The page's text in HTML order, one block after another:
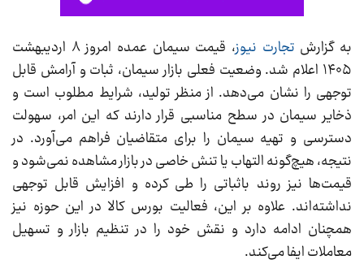
به گزارش تجارت نیوز
، قیمت سیمان عمده امروز ۸ اردیبهشت
۱۴۰۵ اعلام شد. وضعیت فعلی بازار سیمان، ثبات و آرامش قابل
توجهی را نشان می‌دهد. از منظر تولید، شرایط مطلوب است و
ذخایر سیمان در سطح مناسبی قرار دارند که این امر، سهولت
دسترسی و تهیه سیمان را برای متقاضیان فراهم می‌آورد. در
نتیجه، هیچ‌گونه التهاب یا تنش خاصی در بازار مشاهده نمی‌شود و
قیمت‌ها نیز روند باثباتی را طی کرده و افزایش قابل توجهی
نداشته‌اند. علاوه بر این، فعالیت بورس کالا در این حوزه نیز
همچنان ادامه دارد و نقش خود را در تنظیم بازار و تسهیل
معاملات ایفا می‌کند.